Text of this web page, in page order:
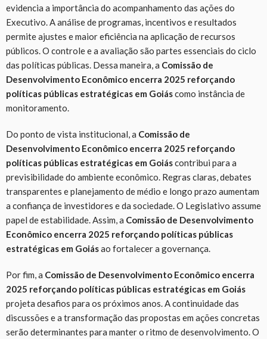
evidencia a importância do acompanhamento das ações do
Executivo. A análise de programas, incentivos e resultados
permite ajustes e maior eficiência na aplicação de recursos
públicos. O controle e a avaliação são partes essenciais do ciclo
das políticas públicas. Dessa maneira, a Comissão de
Desenvolvimento Econômico encerra 2025 reforçando
políticas públicas estratégicas em Goiáscomo instância de
monitoramento.
Do ponto de vista institucional, a Comissão de
Desenvolvimento Econômico encerra 2025 reforçando
políticas públicas estratégicas em Goiáscontribui para a
previsibilidade do ambiente econômico. Regras claras, debates
transparentes e planejamento de médio e longo prazo aumentam
a confiança de investidores e da sociedade. O Legislativo assume
papel de estabilidade. Assim, a Comissão de Desenvolvimento
Econômico encerra 2025 reforçando políticas públicas
estratégicas em Goiásao fortalecer a governança.
Por fim, a Comissão de Desenvolvimento Econômico encerra
2025 reforçando políticas públicas estratégicas em Goiás
projeta desafios para os próximos anos. A continuidade das
discussões e a transformação das propostas em ações concretas
serão determinantes para manter o ritmo de desenvolvimento. O